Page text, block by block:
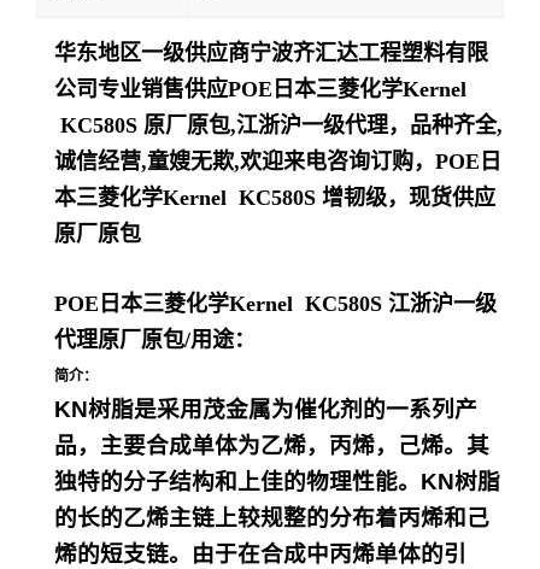
华东地区一级供应商宁波齐汇达工程塑料有限
公司 专业销售供应POE日本三菱化学Kernel
KC580S 原厂原包,江浙沪一级代理，品种齐全,
诚信经营,童嫂无欺,欢迎来电咨询订购， POE日
本三菱化学Kernel KC580S 增韧级，现货供应
原厂原包
POE日本三菱化学Kernel KC580S 江浙沪一级
代理原厂原包/用途：
简介：
KN树脂是采用茂金属为催化剂的一系列产
品，主要合成单体为乙烯，丙烯，己烯。其
独特的分子结构和上佳的物理性能。KN树脂
的长的乙烯主链上较规整的分布着丙烯和己
烯的短支链。由于在合成中丙烯单体的引